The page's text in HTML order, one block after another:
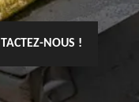
NOUS !